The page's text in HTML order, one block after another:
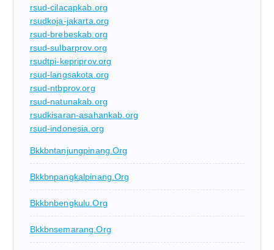
rsud-cilacapkab.org
rsudkoja-jakarta.org
rsud-brebeskab.org
rsud-sulbarprov.org
rsudtpi-kepriprov.org
rsud-langsakota.org
rsud-ntbprov.org
rsud-natunakab.org
rsudkisaran-asahankab.org
rsud-indonesia.org
Bkkbntanjungpinang.org
Bkkbnpangkalpinang.org
Bkkbnbengkulu.org
Bkkbnsemarang.org